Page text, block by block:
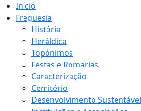
Início
Freguesia
História
Heráldica
Topónimos
Festas e Romarias
Caracterização
Cemitério
Desenvolvimento Sustentável